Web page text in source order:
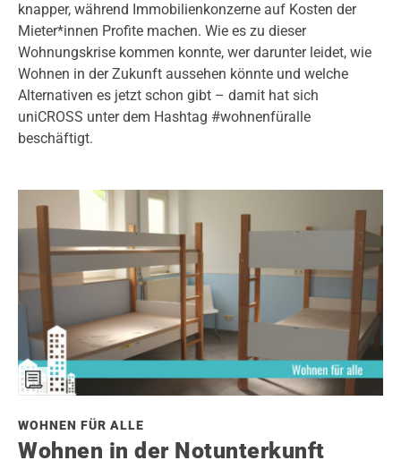
knapper, während Immobilienkonzerne auf Kosten der
Mieter*innen Profite machen. Wie es zu dieser
Wohnungskrise kommen konnte, wer darunter leidet, wie
Wohnen in der Zukunft aussehen könnte und welche
Alternativen es jetzt schon gibt – damit hat sich
uniCROSS unter dem Hashtag #wohnenfüralle
beschäftigt.
WOHNEN FÜR ALLE
Wohnen in der Notunterkunft